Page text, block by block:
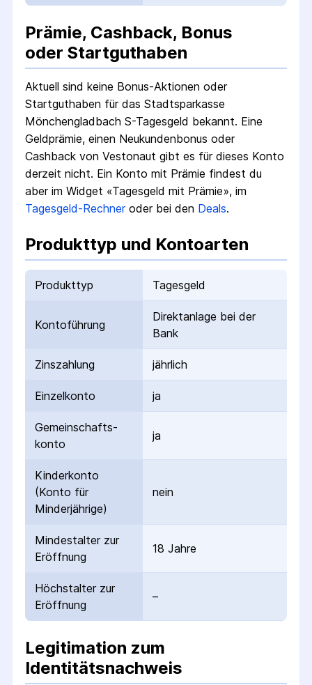
Prämie, Cashback, Bonus
oder Startguthaben
Aktuell sind keine Bonus-Aktionen oder
Startguthaben für das Stadtsparkasse
Mönchengladbach S-Tagesgeld bekannt. Eine
Geldprämie, einen Neukundenbonus oder
Cashback von Vestonaut gibt es für dieses Konto
derzeit nicht. Ein Konto mit Prämie findest du
aber im Widget «Tagesgeld mit Prämie», im
Tagesgeld-Rechneroder bei den Deals.
Produkttyp und Kontoarten
Produkttyp Tagesgeld
Kontoführung
Direktanlage bei der
Bank
Zinszahlung jährlich
Einzelkonto ja
Gemeinschafts­
konto
ja
Kinderkonto
(Konto für
Minderjährige)
nein
Mindestalter zur
Eröffnung
18 Jahre
Höchstalter zur
Eröffnung
–
Legitimation zum
Identitätsnachweis